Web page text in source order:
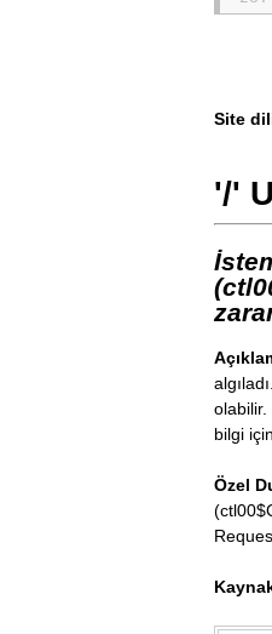
Site
'/'
olabilir.
bilgi
Özel